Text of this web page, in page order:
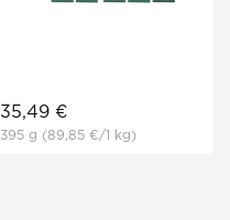
35,49 €
395 g (89,85 €/1 kg)